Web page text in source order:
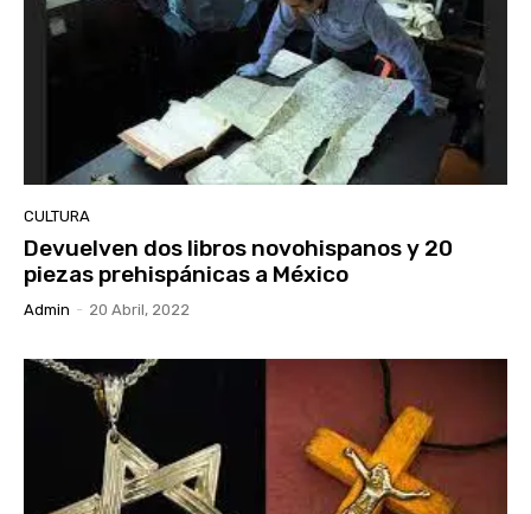
CULTURA
Devuelven dos libros novohispanos y 20
piezas prehispánicas a México
Admin - 20 Abril, 2022